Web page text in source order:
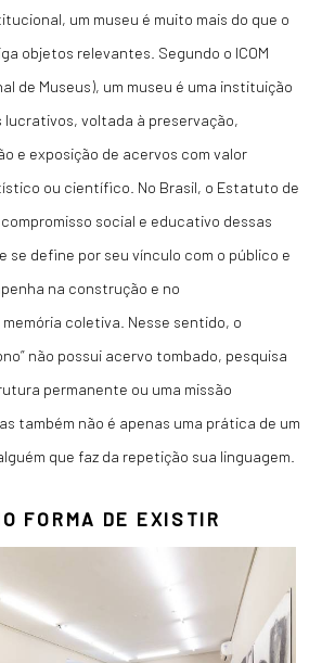
um museu é muito mais do que o
objetos relevantes. Segundo o ICOM
de Museus), um museu é uma instituição
lucrativos, voltada à preservação,
e exposição de acervos com valor
ou científico. No Brasil, o Estatuto de
social e educativo dessas
se define por seu vínculo com o público e
na construção e no
coletiva. Nesse sentido, o
não possui acervo tombado, pesquisa
permanente ou uma missão
também não é apenas uma prática de um
que faz da repetição sua linguagem.
FORMA DE EXISTIR